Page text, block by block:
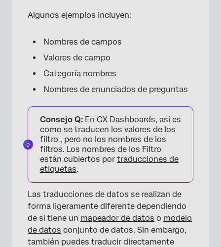
Algunos ejemplos incluyen:
Nombres de campos
Valores de campo
Categoría nombres
Nombres de enunciados de preguntas
Consejo Q: En CX Dashboards, así es
como se traducen los valores de los
filtro , pero no los nombres de los
filtros. Los nombres de los Filtro
están cubiertos por traducciones de
etiquetas.
Las traducciones de datos se realizan de
forma ligeramente diferente dependiendo
de si tiene un mapeador de datos o modelo
de datos conjunto de datos. Sin embargo,
también puedes traducir directamente